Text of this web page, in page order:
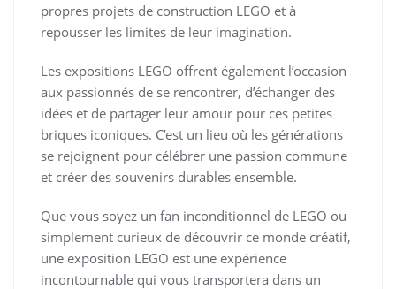
propres projets de construction LEGO et à
repousser les limites de leur imagination.
Les expositions LEGO offrent également l’occasion
aux passionnés de se rencontrer, d’échanger des
idées et de partager leur amour pour ces petites
briques iconiques. C’est un lieu où les générations
se rejoignent pour célébrer une passion commune
et créer des souvenirs durables ensemble.
Que vous soyez un fan inconditionnel de LEGO ou
simplement curieux de découvrir ce monde créatif,
une exposition LEGO est une expérience
incontournable qui vous transportera dans un